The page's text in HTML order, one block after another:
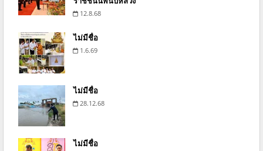
12.8.68
ไม่มีชื่อ
1.6.69
ไม่มีชื่อ
28.12.68
ไม่มีชื่อ